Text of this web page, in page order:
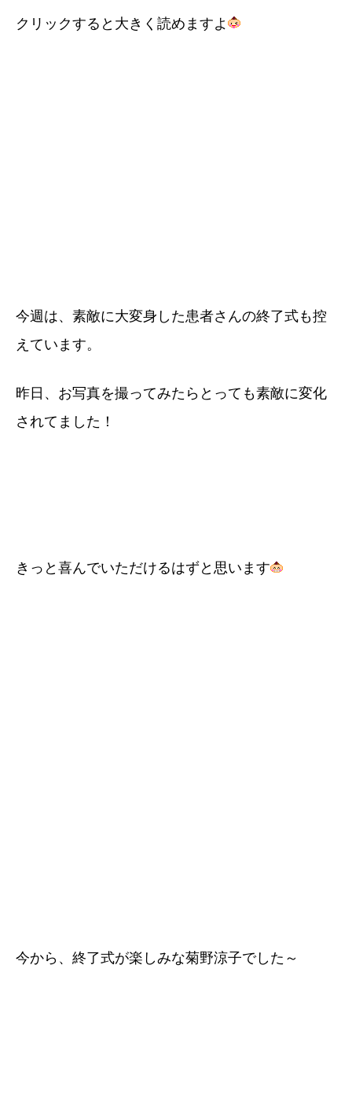
クリックすると大きく読めますよ
今週は、素敵に大変身した患者さんの終了式も控
えています。
昨日、お写真を撮ってみたらとっても素敵に変化
されてました！
きっと喜んでいただけるはずと思います
今から、終了式が楽しみな菊野涼子でした～